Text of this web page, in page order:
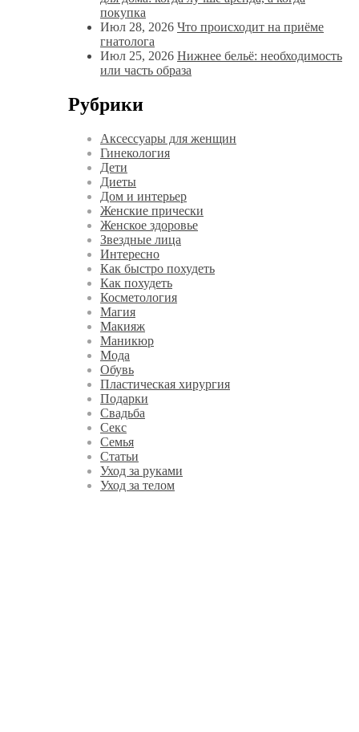
покупка
Июл 28, 2026 Что происходит на приёме
гнатолога
Июл 25, 2026 Нижнее бельё: необходимость
или часть образа
Рубрики
Аксессуары для женщин
Гинекология
Дети
Диеты
Дом и интерьер
Женские прически
Женское здоровье
Звездные лица
Интересно
Как быстро похудеть
Как похудеть
Косметология
Магия
Макияж
Маникюр
Мода
Обувь
Пластическая хирургия
Подарки
Свадьба
Секс
Семья
Статьи
Уход за руками
Уход за телом